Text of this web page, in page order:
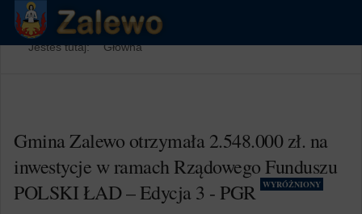
Jesteś tutaj: Główna
Gmina Zalewo otrzymała 2.548.000 zł. na
inwestycje w ramach Rządowego Funduszu
POLSKI ŁAD – Edycja 3 - PGR WYRÓŻNIONY